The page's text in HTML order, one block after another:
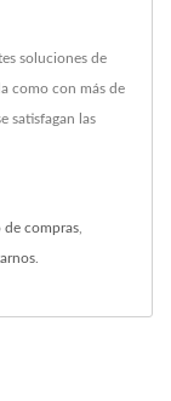
soluciones de
como con más de
satisfagan las
de compras